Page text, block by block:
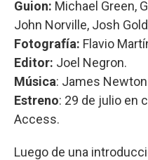
Guion: Michael Green,
John Norville, Josh
Fotografía: Flavio
Editor: Joel Negron.
Música: James
Estreno: 29 de julio en
Access.
Luego de una